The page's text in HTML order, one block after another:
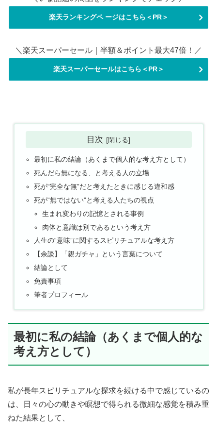
楽天ランキングペ ージはこちら＜PR＞
＼楽天スーパーセール｜半額＆ポイント最大47倍！／
楽天スーパーセールはこちら＜PR＞
目次
最初に私の結論（あくまで個人的な考え方として）
死んだら無になる、と考える人の立場
死が“完全な無”だと考えたときに感じる違和感
死が“無ではない”と考える人たちの視点
生まれ変わりの記憶とされる事例
肉体と意識は別であるという考え方
人生の“意味”に関するスピリチュアルな考え方
【余談】「親ガチャ」という言葉について
結論として
免責事項
筆者プロフィール
最初に私の結論（あくまで個人的な
考え方として）
私が長年スピリチュアルな探求を続ける中で感じているの
は、日々の心の動きや瞑想で得られる微細な感覚を積み重
ねた結果として、